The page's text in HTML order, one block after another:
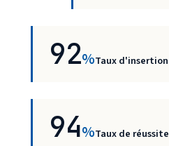
92%Taux d'insertion
94%Taux de réussite